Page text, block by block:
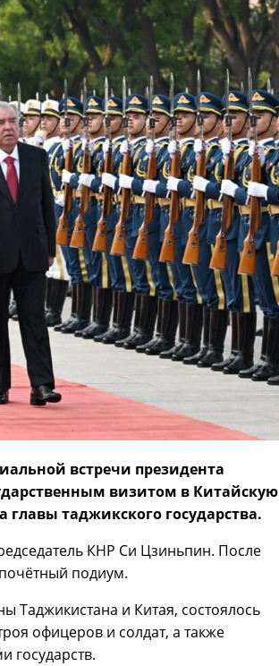
встречи президента
визитом в Китайскую
таджикского государства.
КНР Си Цзиньпин. После
подиум.
Таджикистана и Китая, состоялось
офицеров и солдат, а также
государств.